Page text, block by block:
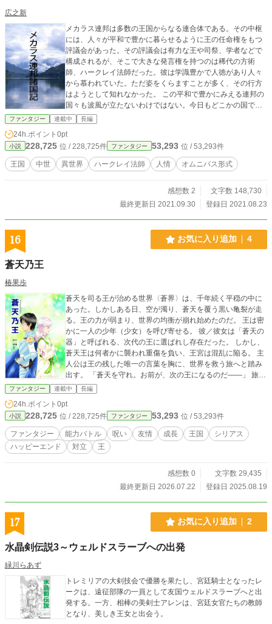
広之新
メカラス連邦は多数の王国からなる連合体である。その中枢
には、人々が平和で豊かに暮らせるように王の任命権をもつ
評議会があった。その評議会は有力な王や司祭、学者などで
構成されるが、そこで大きな発言権を持つのは稀代の方術
師、ハークレイ法師だった。彼は学識豊かで人徳があり人々
から慕われていた。ただ姿をくらますことが多く、その行方
はようとして知れなかった。 この平和で豊かにみえる連邦の
国々も波風が立たないわけではない。今日もどこかの国で
様々なことが巻き起こっていた・・・。オムニバス形式
ファンタジー 連載中 長編
24h.ポイント 0pt
小説 228,725 位 / 228,725件 ファンタジー 53,293 位 / 53,293件
王国 中世 異世界 ハークレイ法師 人情 オムニバス形式
感想数 2
文字数 148,730
最終更新日 2021.09.30
登録日 2021.08.23
16 お気に入り追加 4
蒼天乃王
椿果歩
蒼天を司る王が治める世界〈蒼界〉は、千年続く平穏の中に
あった。しかしある日、空が濁り、蒼天を覆う黒い亀裂が走
る。王の力が弱まり、世界の均衡が崩れ始めたのだ。 王は密
かに一人の少年（少女）を呼び寄せる。 彼／彼女は「蒼天の
器」と呼ばれる、次代の王に選ばれし存在だった。 しかし、
蒼天王は何者かに襲われ重傷を負い、王宮は混乱に陥る。 主
人公は王の残した唯一の言葉を胸に、世界を救う旅へと踏み
出す。 「蒼天を守れ。お前が、次の王になるのだ――」 旅の
途中で出会う仲間、裏切り、そして自分の出生の秘密。 やが
て主人公は、蒼天を濁らせる“黒天”の正体と、王の失墜に隠さ
れた真実に辿り着く。 蒼天を取り戻すため、主人公は運命と
向き合い、 “王になる”か、“王を壊す”かの選択を迫られる。
世界の空を救う戦いが、今始まる。
ファンタジー 連載中 長編
24h.ポイント 0pt
小説 228,725 位 / 228,725件 ファンタジー 53,293 位 / 53,293件
ファンタジー 能力バトル 呪い 友情 成長 王国
シリアス
ハッピーエンド
対立 王
感想数 0
文字数 29,435
最終更新日 2026.07.22
登録日 2025.08.19
17 お気に入り追加 2
水晶剣伝説3～ウェルドスラーブへの出発
緑川らあず
トレミリアの大剣技会で優勝を果たし、宮廷騎士となったレ
ークは、遠征部隊の一員として友国ウェルドスラーブへと出
発する。一方、相棒の美剣士アレンは、宮廷女官たちの教師
となり、美しき王女と出会う。